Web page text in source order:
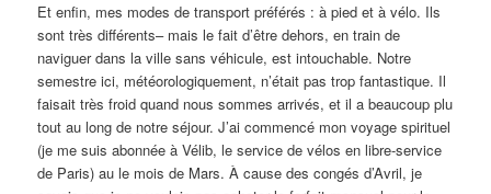
Et enfin, mes modes de transport préférés : à pied et à vélo. Ils
sont très différents– mais le fait d’être dehors, en train de
naviguer dans la ville sans véhicule, est intouchable. Notre
semestre ici, météorologiquement, n’était pas trop fantastique. Il
faisait très froid quand nous sommes arrivés, et il a beaucoup plu
tout au long de notre séjour. J’ai commencé mon voyage spirituel
(je me suis abonnée à Vélib, le service de vélos en libre-service
de Paris) au le mois de Mars. À cause des congés d’Avril, je